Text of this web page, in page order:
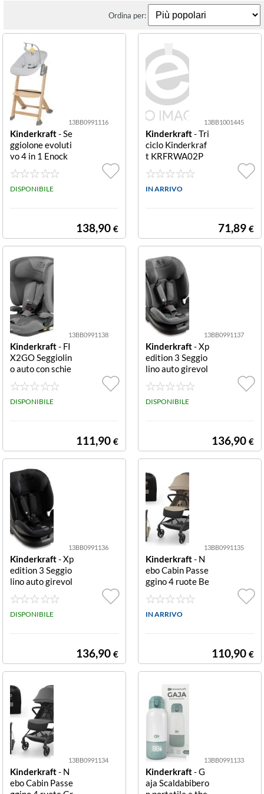
Ordina per:
13BB0991116
Kinderkraft- Se
ggiolone evoluti
vo 4 in 1 Enock
Calmee Grey Se
ggiolone Kinder
kraft KHENCA0
DISPONIBILE
138,90 €
13BB1001445
Kinderkraft- Tri
ciclo Kinderkraf
t KRFRWA02P
NK0000 FREE
WAY 2 evolutiv
o 5 in 1 Pink evo
IN ARRIVO
71,89 €
13BB0991138
Kinderkraft- FI
X2GO Seggiolin
o auto con schie
nale pieghevole
Grey Seggiolino
auto Kinderkraf
DISPONIBILE
111,90 €
13BB0991137
Kinderkraft- Xp
edition 3 Seggio
lino auto girevol
e e reclinabile Is
ofix Grey Seggio
lino auto Kinder
DISPONIBILE
136,90 €
13BB0991136
Kinderkraft- Xp
edition 3 Seggio
lino auto girevol
e e reclinabile Is
ofix Black Seggi
olino auto Kinde
DISPONIBILE
136,90 €
13BB0991135
Kinderkraft- N
ebo Cabin Passe
ggino 4 ruote Be
ige 0-22 kg Pass
eggino 4 ruote K
inderkraft KSNE
IN ARRIVO
110,90 €
13BB0991134
Kinderkraft- N
ebo Cabin Passe
13BB0991133
Kinderkraft- G
aja Scaldabibero